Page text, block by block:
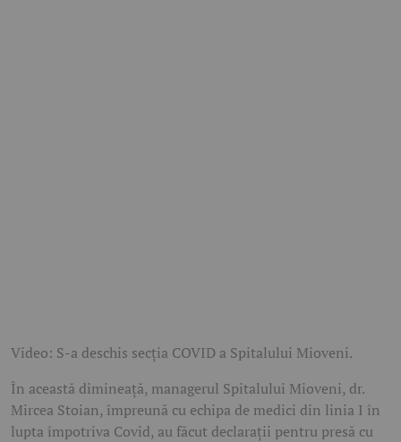
Video: S-a deschis secţia COVID a Spitalului Mioveni.
În această dimineaţă, managerul Spitalului Mioveni, dr.
Mircea Stoian, împreună cu echipa de medici din linia I în
lupta împotriva Covid, au făcut declaraţii pentru presă cu